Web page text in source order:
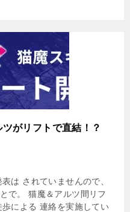
がリフトで直結！？
は されていませんので、
で。 猫魔＆アルツ間リフ
による 連絡を実施してい